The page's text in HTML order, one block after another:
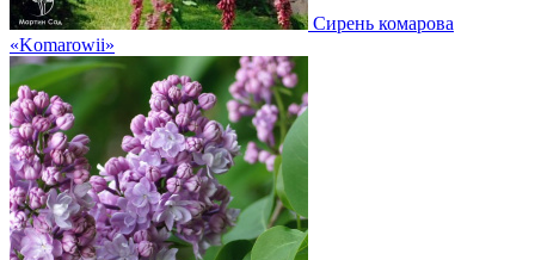
Сирень комарова
«Komarowii»